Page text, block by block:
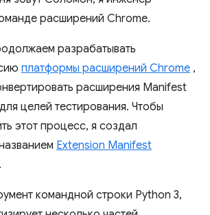
расширений Chrome.
разрабатывать
платформы расширений Chrome ,
расширения Manifest
целей тестирования. Чтобы
этот процесс, я создал
Extension Manifest
командной строки Python 3,